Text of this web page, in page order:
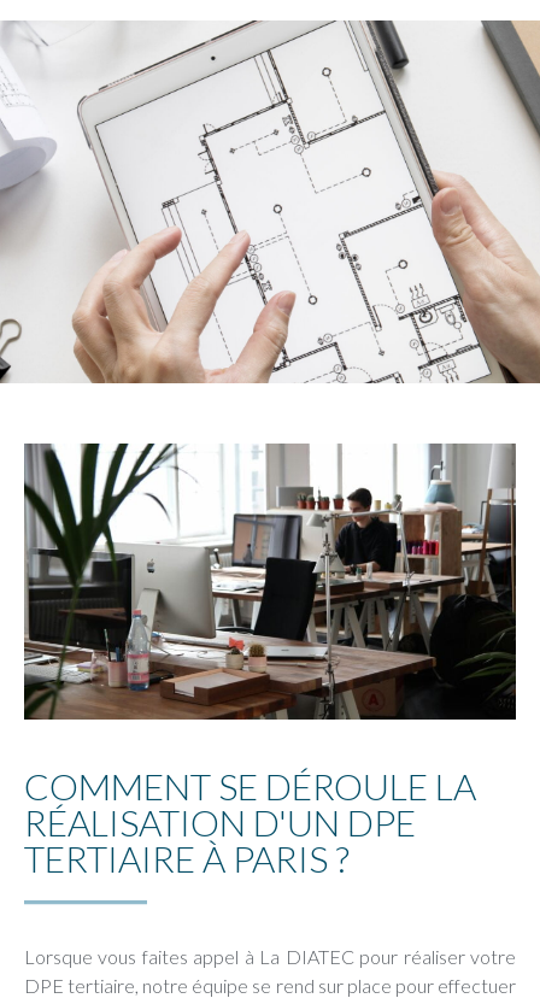
COMMENT SE DÉROULE LA
RÉALISATION D'UN DPE
TERTIAIRE À PARIS ?
Lorsque vous faites appel à La DIATEC pour réaliser votre
DPE tertiaire, notre équipe se rend sur place pour effectuer